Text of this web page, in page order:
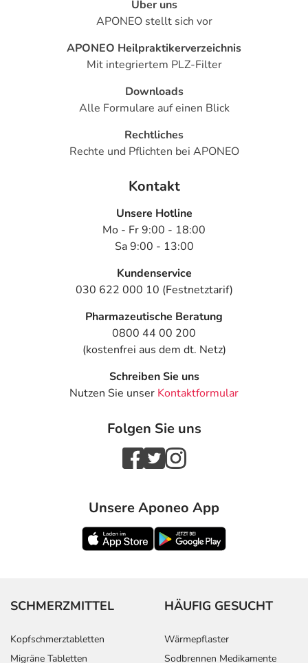
Über uns
APONEO stellt sich vor
APONEO Heilpraktikerverzeichnis
Mit integriertem PLZ-Filter
Downloads
Alle Formulare auf einen Blick
Rechtliches
Rechte und Pflichten bei APONEO
Kontakt
Unsere Hotline
Mo - Fr 9:00 - 18:00
Sa 9:00 - 13:00
Kundenservice
030 622 000 10 (Festnetztarif)
Pharmazeutische Beratung
0800 44 00 200
(kostenfrei aus dem dt. Netz)
Schreiben Sie uns
Nutzen Sie unser Kontaktformular
Folgen Sie uns
Unsere Aponeo App
SCHMERZMITTEL
Kopfschmerztabletten
Migräne Tabletten
HÄUFIG GESUCHT
Wärmepflaster
Sodbrennen Medikamente